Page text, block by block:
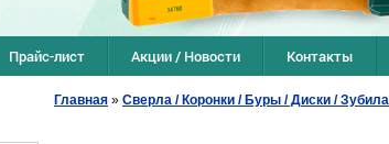
Прайс-лист Акции / Новости Контакты
Главная » Сверла / Коронки / Буры / Диски /